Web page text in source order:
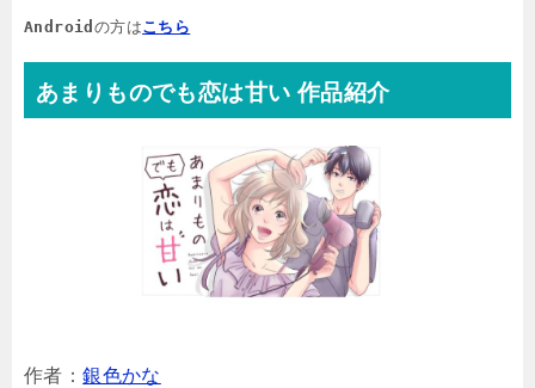
Android の方はこちら
あまりものでも恋は甘い 作品紹介
作者：銀色かな